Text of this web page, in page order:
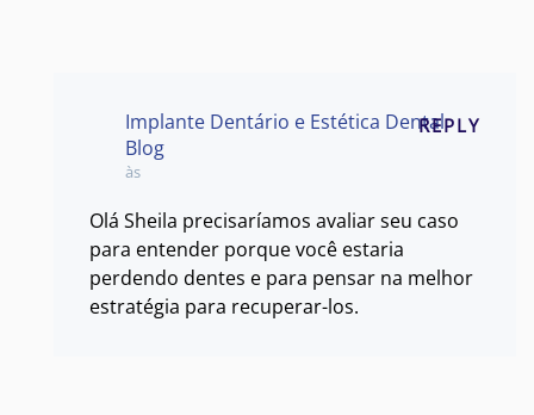
Implante Dentário e Estética Dental
Blog
às
REPLY
Olá Sheila precisaríamos avaliar seu caso
para entender porque você estaria
perdendo dentes e para pensar na melhor
estratégia para recuperar-los.